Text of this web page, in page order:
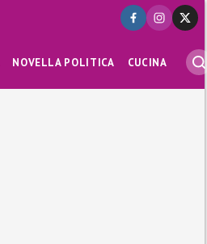
NOVELLA POLITICA CUCINA